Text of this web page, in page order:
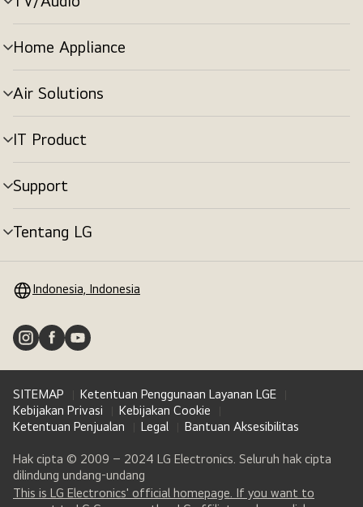
tombol
menu
Home Appliance
tombol
menu
Air Solutions
tombol
menu
IT Product
tombol
menu
Support
tombol
menu
Tentang LG
tombol
Indonesia, Indonesia
SITEMAP
Ketentuan Penggunaan Layanan LGE
Kebijakan Privasi
Kebijakan Cookie
Ketentuan Penjualan
Legal Bantuan Aksesibilitas
Hak cipta © 2009 – 2024 LG Electronics. Seluruh hak cipta
dilindung undang-undang
This is LG Electronics' official homepage. If you want to